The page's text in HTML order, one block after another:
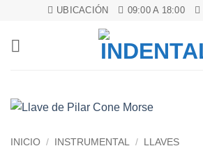
contenido
UBICACIÓN 09:00 A 18:00
INICIO / INSTRUMENTAL / LLAVES